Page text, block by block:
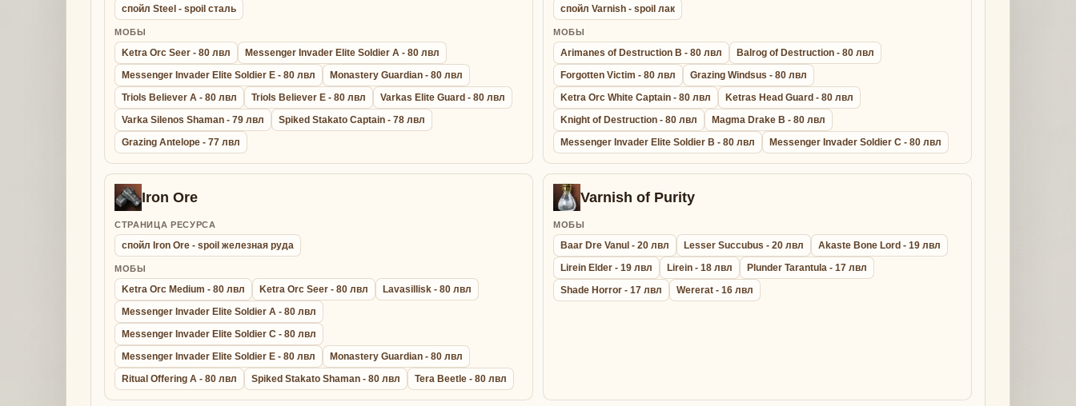
спойл Steel - spoil сталь
МОБЫ
Ketra Orc Seer - 80 лвл
Messenger Invader Elite Soldier A - 80 лвл
Messenger Invader Elite Soldier E - 80 лвл
Monastery Guardian - 80 лвл
Triols Believer A - 80 лвл
Triols Believer E - 80 лвл
Varkas Elite Guard - 80 лвл
Varka Silenos Shaman - 79 лвл
Spiked Stakato Captain - 78 лвл
Grazing Antelope - 77 лвл
спойл Varnish - spoil лак
МОБЫ
Arimanes of Destruction B - 80 лвл
Balrog of Destruction - 80 лвл
Forgotten Victim - 80 лвл
Grazing Windsus - 80 лвл
Ketra Orc White Captain - 80 лвл
Ketras Head Guard - 80 лвл
Knight of Destruction - 80 лвл
Magma Drake B - 80 лвл
Messenger Invader Elite Soldier B - 80 лвл
Messenger Invader Soldier C - 80 лвл
Iron Ore
СТРАНИЦА РЕСУРСА
спойл Iron Ore - spoil железная руда
МОБЫ
Ketra Orc Medium - 80 лвл Ketra Orc Seer - 80 лвл
Lavasillisk - 80 лвл
Messenger Invader Elite Soldier A - 80 лвл
Messenger Invader Elite Soldier C - 80 лвл
Messenger Invader Elite Soldier E - 80 лвл
Monastery Guardian - 80 лвл
Ritual Offering A - 80 лвл
Spiked Stakato Shaman - 80 лвл Tera Beetle - 80 лвл
Varnish of Purity
МОБЫ
Baar Dre Vanul - 20 лвл Lesser Succubus - 20 лвл
Akaste Bone Lord - 19 лвл
Lirein Elder - 19 лвл
Lirein - 18 лвл
Plunder Tarantula - 17 лвл
Shade Horror - 17 лвл
Wererat - 16 лвл